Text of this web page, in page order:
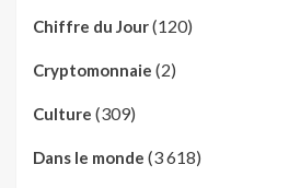
Chiffre du Jour(120)
Cryptomonnaie (2)
Culture (309)
Dans le monde (3 618)